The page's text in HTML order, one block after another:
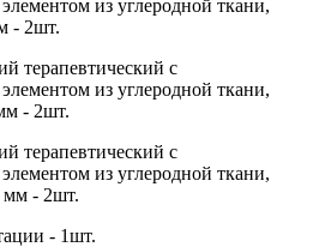
из углеродной ткани,
- 2шт.
терапевтический с
из углеродной ткани,
- 2шт.
терапевтический с
из углеродной ткани,
мм - 2шт.
- 1шт.